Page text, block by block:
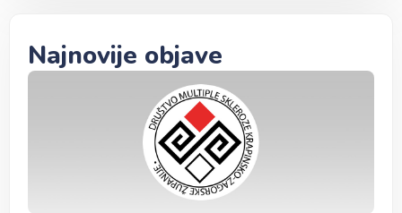
Najnovije objave